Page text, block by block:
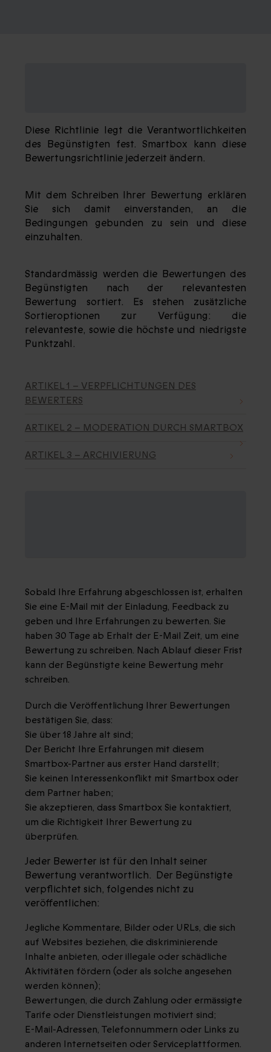
Diese Richtlinie legt die Verantwortlichkeiten
des Begünstigten fest. Smartbox kann diese
Bewertungsrichtlinie jederzeit ändern.
Mit dem Schreiben Ihrer Bewertung erklären
Sie sich damit einverstanden, an die
Bedingungen gebunden zu sein und diese
einzuhalten.
Standardmässig werden die Bewertungen des
Begünstigten nach der relevantesten
Bewertung sortiert. Es stehen zusätzliche
Sortieroptionen zur Verfügung: die
relevanteste, sowie die höchste und niedrigste
Punktzahl.
ARTIKEL 1 – VERPFLICHTUNGEN DES
BEWERTERS
ARTIKEL 2 – MODERATION DURCH SMARTBOX
ARTIKEL 3 – ARCHIVIERUNG
Sobald Ihre Erfahrung abgeschlossen ist, erhalten
Sie eine E-Mail mit der Einladung, Feedback zu
geben und Ihre Erfahrungen zu bewerten. Sie
haben 30 Tage ab Erhalt der E-Mail Zeit, um eine
Bewertung zu schreiben. Nach Ablauf dieser Frist
kann der Begünstigte keine Bewertung mehr
schreiben.
Durch die Veröffentlichung Ihrer Bewertungen
bestätigen Sie, dass:
Sie über 18 Jahre alt sind;
Der Bericht Ihre Erfahrungen mit diesem
Smartbox-Partner aus erster Hand darstellt;
Sie keinen Interessenkonflikt mit Smartbox oder
dem Partner haben;
Sie akzeptieren, dass Smartbox Sie kontaktiert,
um die Richtigkeit Ihrer Bewertung zu
überprüfen.
Jeder Bewerter ist für den Inhalt seiner
Bewertung verantwortlich. Der Begünstigte
verpflichtet sich, folgendes nicht zu
veröffentlichen:
Jegliche Kommentare, Bilder oder URLs, die sich
auf Websites beziehen, die diskriminierende
Inhalte anbieten, oder illegale oder schädliche
Aktivitäten fördern (oder als solche angesehen
werden können);
Bewertungen, die durch Zahlung oder ermässigte
Tarife oder Dienstleistungen motiviert sind;
E-Mail-Adressen, Telefonnummern oder Links zu
anderen Internetseiten oder Serviceplattformen.